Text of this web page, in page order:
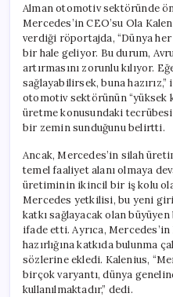
Alman otomotiv sektöründe
Mercedes’in CEO’su Ola
verdiği röportajda, “Dünya
bir hale geliyor. Bu durum,
artırmasını zorunlu kılıyor.
sağlayabilirsek, buna
otomotiv sektörünün “yüksek
üretme konusundaki
bir zemin sunduğunu belirtti.
Ancak, Mercedes’in silah
temel faaliyet alanı olmaya
üretiminin ikincil bir iş kolu
Mercedes yetkilisi, bu yeni
katkı sağlayacak olan
ifade etti. Ayrıca,
hazırlığına katkıda bulunma
sözlerine ekledi. Kalenius,
birçok varyantı, dünya
kullanılmaktadır,” dedi.